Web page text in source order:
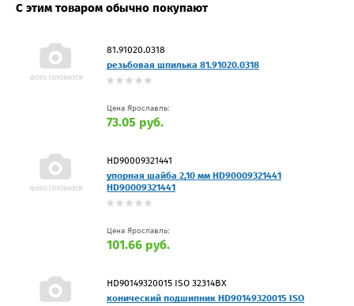
С этим товаром обычно покупают
81.91020.0318
резьбовая шпилька 81.91020.0318
Цена Ярославль:
73.05 руб.
HD90009321441
упорная шайба 2,10 мм HD90009321441
HD90009321441
Цена Ярославль:
101.66 руб.
HD90149320015 ISO 32314BX
конический подшипник HD90149320015 ISO